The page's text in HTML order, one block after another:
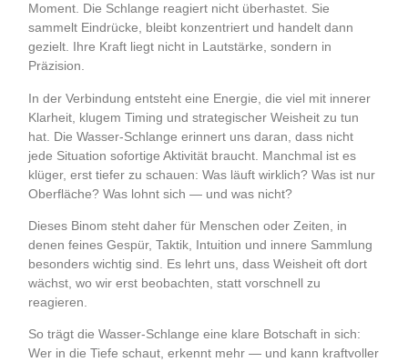
Moment. Die Schlange reagiert nicht überhastet. Sie
sammelt Eindrücke, bleibt konzentriert und handelt dann
gezielt. Ihre Kraft liegt nicht in Lautstärke, sondern in
Präzision.
In der Verbindung entsteht eine Energie, die viel mit innerer
Klarheit, klugem Timing und strategischer Weisheit zu tun
hat. Die Wasser-Schlange erinnert uns daran, dass nicht
jede Situation sofortige Aktivität braucht. Manchmal ist es
klüger, erst tiefer zu schauen: Was läuft wirklich? Was ist nur
Oberfläche? Was lohnt sich — und was nicht?
Dieses Binom steht daher für Menschen oder Zeiten, in
denen feines Gespür, Taktik, Intuition und innere Sammlung
besonders wichtig sind. Es lehrt uns, dass Weisheit oft dort
wächst, wo wir erst beobachten, statt vorschnell zu
reagieren.
So trägt die Wasser-Schlange eine klare Botschaft in sich:
Wer in die Tiefe schaut, erkennt mehr — und kann kraftvoller